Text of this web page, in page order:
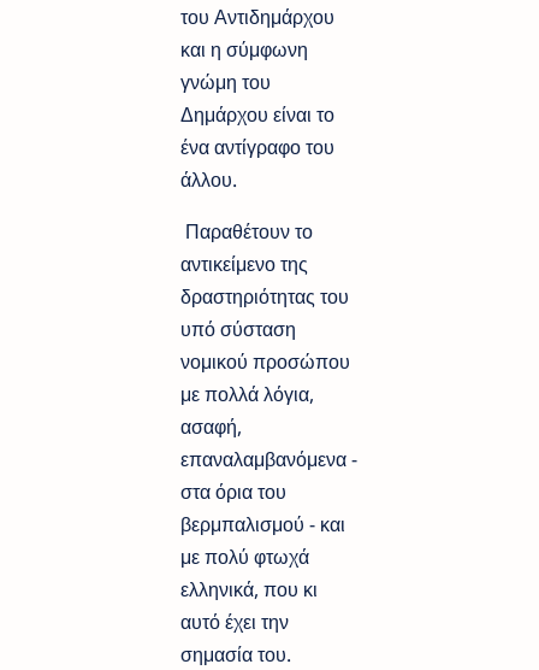
του Αντιδημάρχου
και η σύμφωνη
γνώμη του
Δημάρχου είναι το
ένα αντίγραφο του
άλλου.
Παραθέτουν το
αντικείμενο της
δραστηριότητας του
υπό σύσταση
νομικού προσώπου
με πολλά λόγια,
ασαφή,
επαναλαμβανόμενα -
στα όρια του
βερμπαλισμού - και
με πολύ φτωχά
ελληνικά, που κι
αυτό έχει την
σημασία του.